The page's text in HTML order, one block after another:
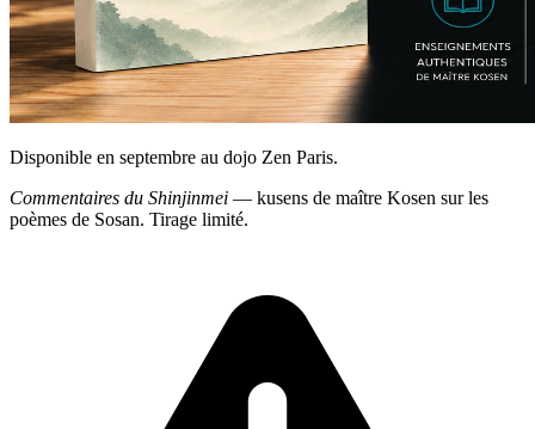
Disponible en septembre au dojo Zen Paris.
Commentaires du Shinjinmei — kusens de maître Kosen sur les
poèmes de Sosan. Tirage limité.